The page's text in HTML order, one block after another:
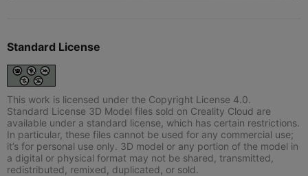
Standard License
This work is licensed under the Copyright License 4.0.
Standard License 3D Model files sold on Creality Cloud are
available under a standard license, which has certain restrictions.
In particular, these files cannot be used for any commercial use;
it’s for personal use only. 3D model or any portion of the model in
a digital or physical format may not be shared, transmitted,
redistributed, remixed, duplicated, or sold.